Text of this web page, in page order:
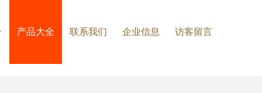
产品大全 联系我们 企业信息 访客留言